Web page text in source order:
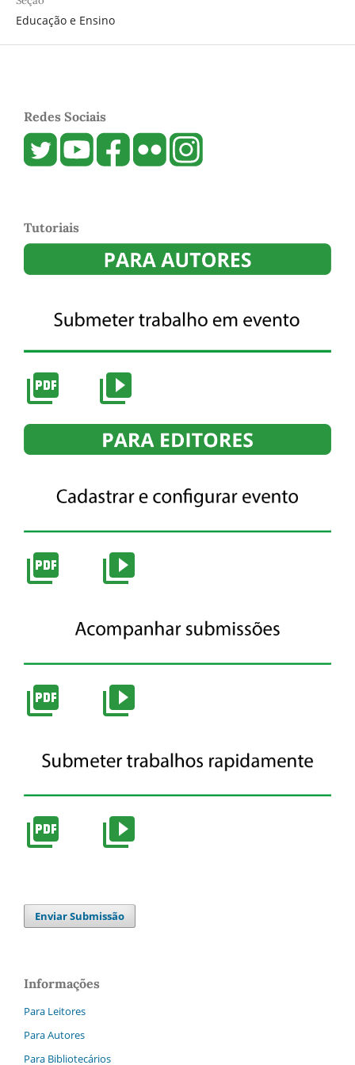
Educação e Ensino
Redes Sociais
Tutoriais
Enviar Submissão
Informações
Para Leitores
Para Autores
Para Bibliotecários